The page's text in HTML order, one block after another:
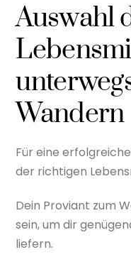
Auswahl
Wandern
Für eine
der richtigen
Dein Proviant zum
sein, um dir
liefern.